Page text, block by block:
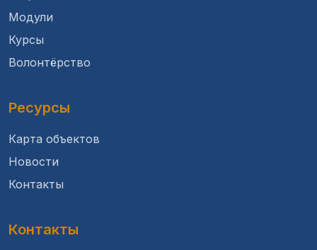
Модули
Курсы
Волонтёрство
Ресурсы
Карта объектов
Новости
Контакты
Контакты